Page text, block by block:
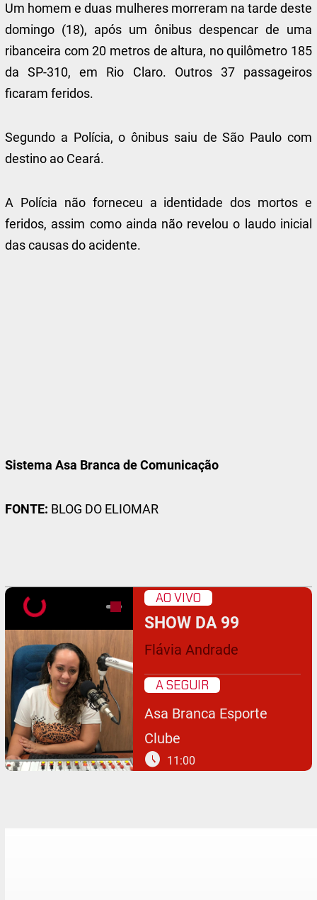
Um homem e duas mulheres morreram na tarde deste
domingo (18), após um ônibus despencar de uma
ribanceira com 20 metros de altura, no quilômetro 185
da SP-310, em Rio Claro. Outros 37 passageiros
ficaram feridos.
Segundo a Polícia, o ônibus saiu de São Paulo com
destino ao Ceará.
A Polícia não forneceu a identidade dos mortos e
feridos, assim como ainda não revelou o laudo inicial
das causas do acidente.
Sistema Asa Branca de Comunicação
FONTE: BLOG DO ELIOMAR
AO VIVO
SHOW DA 99
Flávia Andrade
A SEGUIR
Asa Branca Esporte
Clube
schedule 11:00